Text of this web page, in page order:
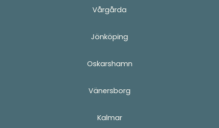
Vårgårda
Jönköping
Oskarshamn
Vänersborg
Kalmar